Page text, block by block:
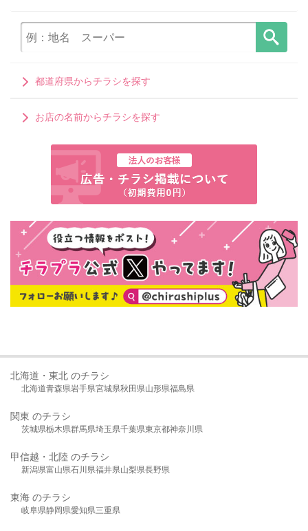
都道府県からチラシを探す
お店の名前からチラシを探す
北海道・東北 のチラシ
北海道青森県岩手県宮城県秋田県山形県福島県
関東 のチラシ
茨城県栃木県群馬県埼玉県千葉県東京都神奈川県
甲信越・北陸 のチラシ
新潟県富山県石川県福井県山梨県長野県
東海 のチラシ
岐阜県静岡県愛知県三重県